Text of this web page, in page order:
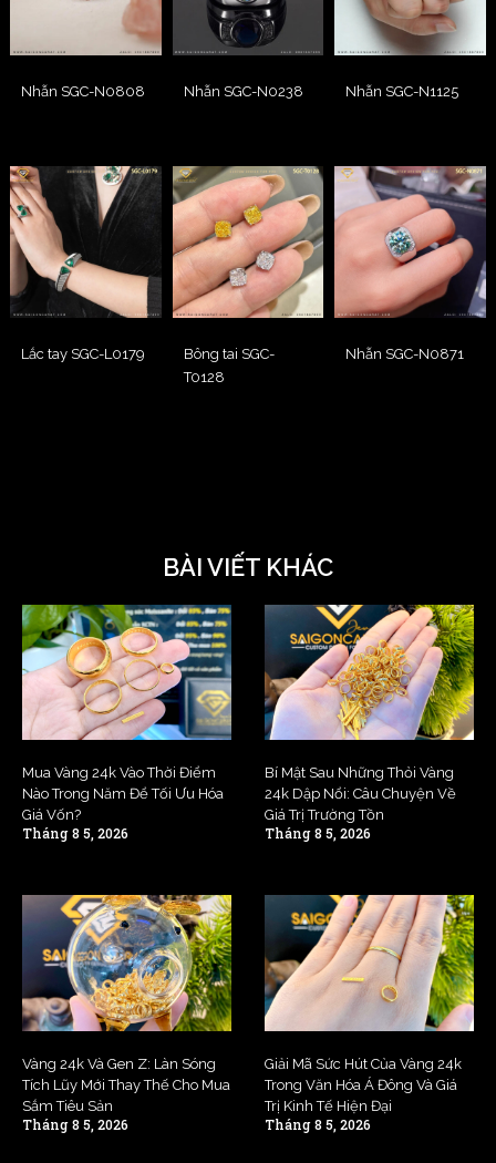
Nhẫn SGC-N0808 Nhẫn SGC-N0238 Nhẫn SGC-N1125
Lắc tay SGC-L0179
Bông tai SGC-
T0128
Nhẫn SGC-N0871
BÀI VIẾT KHÁC
Mua Vàng 24k Vào Thời Điểm
Nào Trong Năm Để Tối Ưu Hóa
Giá Vốn?
Tháng 8 5, 2026
Bí Mật Sau Những Thỏi Vàng
24k Dập Nổi: Câu Chuyện Về
Giá Trị Trường Tồn
Tháng 8 5, 2026
Vàng 24k Và Gen Z: Làn Sóng
Tích Lũy Mới Thay Thế Cho Mua
Sắm Tiêu Sản
Tháng 8 5, 2026
Giải Mã Sức Hút Của Vàng 24k
Trong Văn Hóa Á Đông Và Giá
Trị Kinh Tế Hiện Đại
Tháng 8 5, 2026